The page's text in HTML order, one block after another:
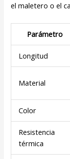
el maletero o el
Parámetro
Longitud
Material
Color
Resistencia
térmica